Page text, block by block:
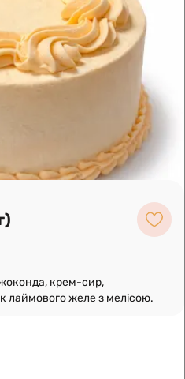
прошарок
крем-сир,
лаймового желе з мелісою.